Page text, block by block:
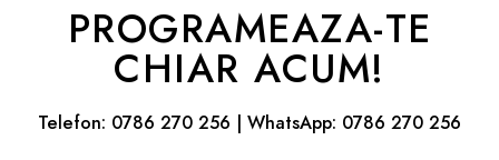
PROGRAMEAZA-TE
CHIAR ACUM!
Telefon: 0786 270 256 | WhatsApp: 0786 270 256